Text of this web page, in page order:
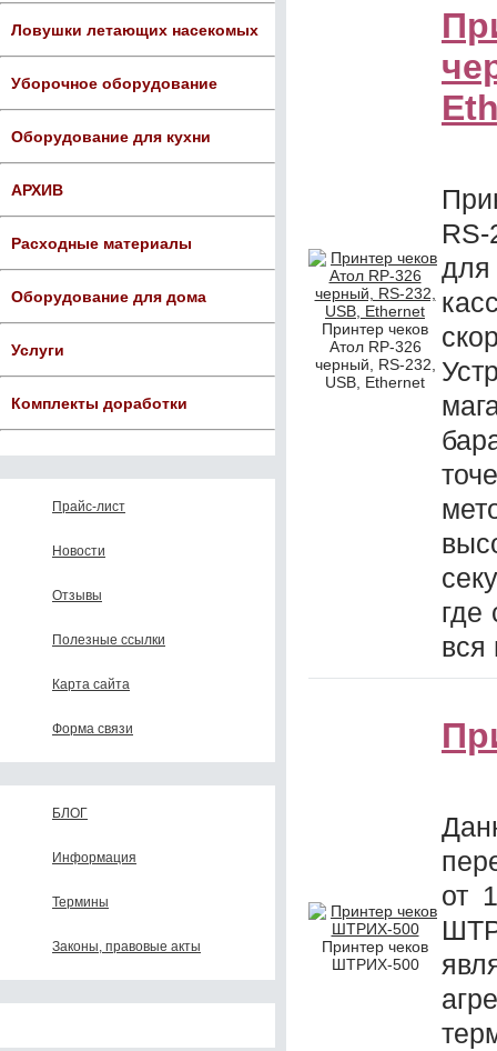
Ловушки летающих насекомых
Уборочное оборудование
Оборудование для кухни
АРХИВ
Расходные материалы
Оборудование для дома
Услуги
Комплекты доработки
Прайс-лист
Новости
Отзывы
Полезные ссылки
Карта сайта
Форма связи
БЛОГ
Информация
Термины
Законы, правовые акты
Принтер чеков
Атол RP-326
черный, RS-232,
USB, Ethernet
для
где
Принтер чеков
ШТРИХ-500
от